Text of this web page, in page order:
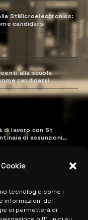
tecnologie come i
informazioni del
ci permetterà di
StMicroelectronics:
candidarsi
alla scuola
candidarsi
di lavoro con St
di assunzioni